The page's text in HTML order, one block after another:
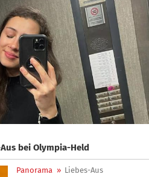
bei Olympia-Held
Panorama » Liebes-Aus